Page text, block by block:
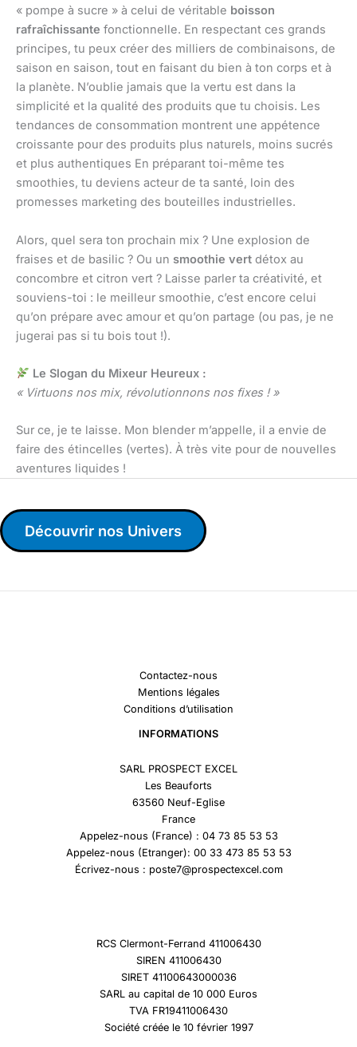
« pompe à sucre » à celui de véritable boisson
rafraîchissante fonctionnelle. En respectant ces grands
principes, tu peux créer des milliers de combinaisons, de
saison en saison, tout en faisant du bien à ton corps et à
la planète. N’oublie jamais que la vertu est dans la
simplicité et la qualité des produits que tu choisis. Les
tendances de consommation montrent une appétence
croissante pour des produits plus naturels, moins sucrés
et plus authentiques En préparant toi-même tes
smoothies, tu deviens acteur de ta santé, loin des
promesses marketing des bouteilles industrielles.
Alors, quel sera ton prochain mix ? Une explosion de
fraises et de basilic ? Ou un smoothie vert détox au
concombre et citron vert ? Laisse parler ta créativité, et
souviens-toi : le meilleur smoothie, c’est encore celui
qu’on prépare avec amour et qu’on partage (ou pas, je ne
jugerai pas si tu bois tout !).
Le Slogan du Mixeur Heureux :
« Virtuons nos mix, révolutionnons nos fixes ! »
Sur ce, je te laisse. Mon blender m’appelle, il a envie de
faire des étincelles (vertes). À très vite pour de nouvelles
aventures liquides !
Découvrir nos Univers
Contactez-nous
Mentions légales
Conditions d’utilisation
INFORMATIONS
SARL PROSPECT EXCEL
Les Beauforts
63560 Neuf-Eglise
France
Appelez-nous (France) : 04 73 85 53 53
Appelez-nous (Etranger): 00 33 473 85 53 53
Écrivez-nous : poste7@prospectexcel.com
RCS Clermont-Ferrand 411006430
SIREN 411006430
SIRET 41100643000036
SARL au capital de 10 000 Euros
TVA FR19411006430
Société créée le 10 février 1997